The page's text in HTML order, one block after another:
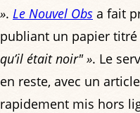
». Le Nouvel Obs a fait
publiant un papier titré
qu’il était noir" ». Le
en reste, avec un
rapidement mis hors